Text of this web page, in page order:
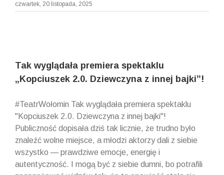
czwartek, 20 listopada, 2025
Tak wyglądała premiera spektaklu
„Kopciuszek 2.0. Dziewczyna z innej bajki”!
#TeatrWołomin Tak wyglądała premiera spektaklu
"Kopciuszek 2.0. Dziewczyna z innej bajki"!
Publiczność dopisała dziś tak licznie, że trudno było
znaleźć wolne miejsce, a młodzi aktorzy dali z siebie
wszystko — prawdziwe emocje, energię i
autentyczność. I mogą być z siebie dumni, bo potrafili